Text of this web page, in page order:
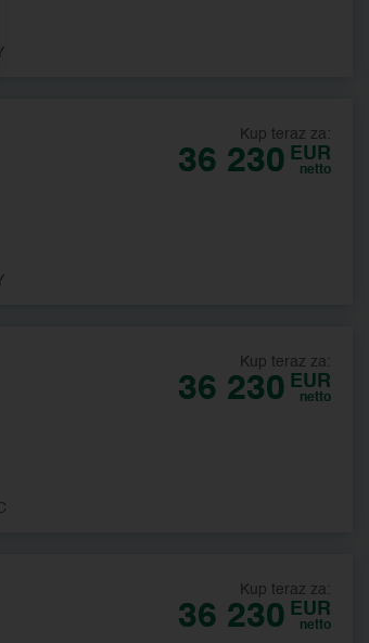
Kup teraz za:
36 230 EUR
netto
Kup teraz za:
36 230 EUR
netto
Kup teraz za:
36 230 EUR
netto